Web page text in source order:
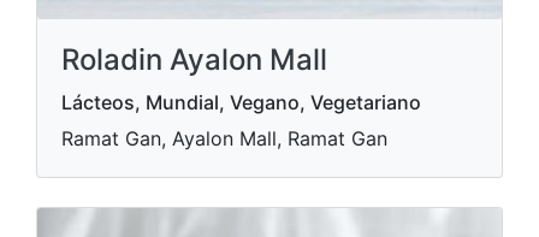
Roladin Ayalon Mall
Lácteos, Mundial, Vegano, Vegetariano
Ramat Gan, Ayalon Mall, Ramat Gan